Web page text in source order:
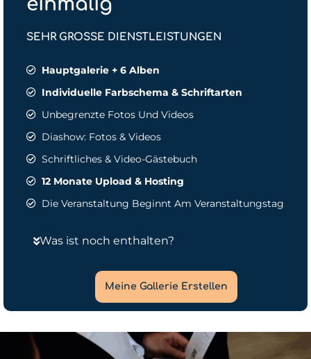
SEHR GROSSE DIENSTLEISTUNGEN
Hauptgalerie + 6 Alben
Individuelle Farbschema & Schriftarten
Unbegrenzte Fotos Und Videos
Diashow: Fotos & Videos
Schriftliches & Video-Gästebuch
12 Monate Upload & Hosting
Die Veranstaltung Beginnt Am Veranstaltungstag
Was ist noch enthalten?
Meine Gallerie Erstellen